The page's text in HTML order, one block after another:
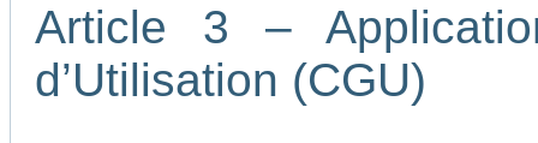
Article 3 –
d’Utilisation (CGU)